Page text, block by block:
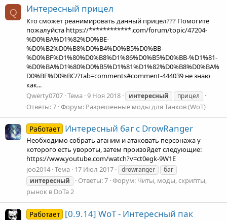
Q Интересный прицел
Кто сможет реанимировать данный прицел??? Помогите
пожалуйста https://************.com/forum/topic/47204-
%D0%BA%D1%82%D0%BE-
%D0%B2%D0%B8%D0%B4%D0%B5%D0%BB-
%D0%BF%D1%80%D0%B8%D1%86%D0%B5%D0%BB-%D1%81-
%D0%BA%D1%80%D0%B5%D1%81%D1%82%D0%B8%D0%BA%
D0%BE%D0%BC/?tab=comments#comment-444039 не знаю
как...
Qwerty0707 Тема 9 Ноя 2018 интересный прицел
Ответы: 7 Форум: Разрешенные моды для Танков (WoT)
Работает Интересный баг с DrowRanger
Необходимо собрать аганим и атаковать персонажа у
которого есть увороты, затем произойдет следующие:
https://www.youtube.com/watch?v=ct0egk-9W1E
joo2014 Тема 17 Июл 2017 drowranger
баг
интересный
Ответы: 7 Форум: Читы, моды, скрипты,
рынок в DoTa 2
Работает [0.9.14] WoT - Интересный пак